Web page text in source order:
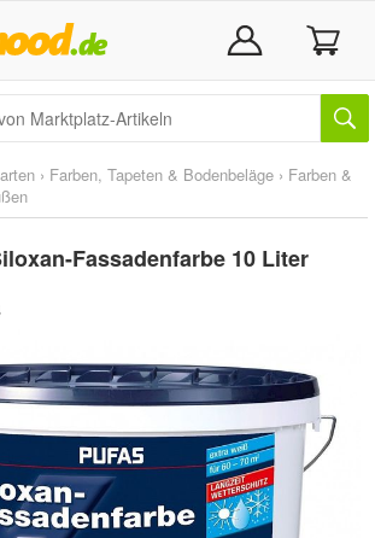
› Farben, Tapeten & Bodenbeläge › Farben &
Fassadenfarbe 10 Liter